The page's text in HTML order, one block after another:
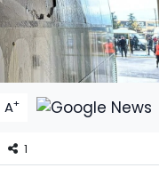
A+
1